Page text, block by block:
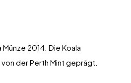
Münze 2014. Die Koala
der Perth Mint geprägt.